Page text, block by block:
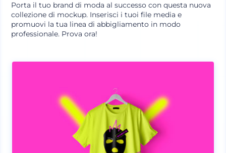
Porta il tuo brand di moda al successo con questa nuova
collezione di mockup. Inserisci i tuoi file media e
promuovi la tua linea di abbigliamento in modo
professionale. Prova ora!